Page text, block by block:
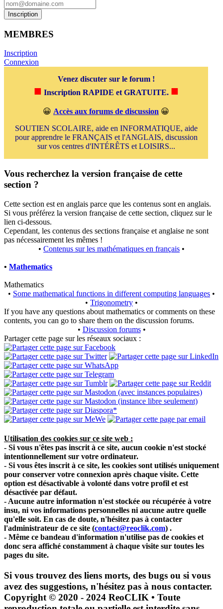
Inscription
MEMBRES
Inscription
Connexion
Venez discuter sur le forum !
■ Inscription RAPIDE et GRATUITE. ■
😀 Accès aux forums de discussion 😀
SOUTIEN SCOLAIRE, aide en INFORMATIQUE, aide
pour apprendre le FRANÇAIS et l'ANGLAIS, discussion
sur vos centres d'INTÉRÊTS et LOISIRS...
Vous recherchez la version française de cette
section ?
Cette section est en anglais parce que les contenus sont en anglais.
Si vous préférez la version française de cette section, cliquez sur le
lien ci-dessous.
Cependant, les contenus des sections française et anglaise ne sont
pas nécessairement les mêmes !
• Contenus sur les mathématiques en français •
• Mathematics
Mathematics
• Some mathematical functions in different computing languages •
• Trigonometry •
If you have any questions about mathematics or comments on these
contents, you can go to share them on the discussion forums.
• Discussion forums•
Partager cette page sur les réseaux sociaux :
Utilisation des cookies sur ce site web :
- Si vous n'êtes pas inscrit à ce site, aucun cookie n'est stocké
intentionnellement sur votre ordinateur.
- Si vous êtes inscrit à ce site, les cookies sont utilisés uniquement
pour conserver votre connexion après chaque visite. Cette
option est désactivable à volonté dans votre profil et est
désactivée par défaut.
- Aucune autre information n'est stockée ou récupérée à votre
insu, ni vos informations personnelles ni aucune autre quelle
qu'elle soit. En cas de doute, n'hésitez pas à contacter
l'administrateur de ce site (contact@reoclik.com) .
- Même ce bandeau d'information n'utilise pas de cookies et
donc sera affiché constamment à chaque visite sur toutes les
pages du site.
Si vous trouvez des liens morts, des bugs ou si vous
avez des suggestions, n'hésitez pas à nous contacter.
Copyright © 2020 - 2024 ReoCLIK • Toute